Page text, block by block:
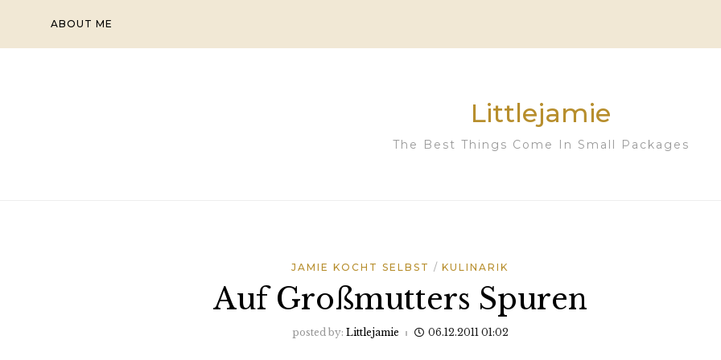
content
ABOUT ME
Littlejamie
The Best Things Come In Small Packages
JAMIE KOCHT SELBST KULINARIK
Auf Großmutters Spuren
posted by: Littlejamie 06.12.2011 01:02